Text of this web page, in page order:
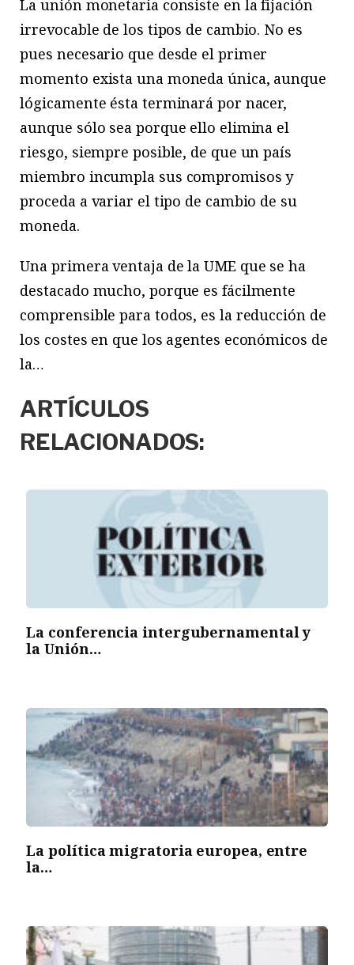
La unión monetaria consiste en la fijación
irrevocable de los tipos de cambio. No es
pues necesario que desde el primer
momento exista una moneda única, aunque
lógicamente ésta terminará por nacer,
aunque sólo sea porque ello elimina el
riesgo, siempre posible, de que un país
miembro incumpla sus compromisos y
proceda a variar el tipo de cambio de su
moneda.
Una primera ventaja de la UME que se ha
destacado mucho, porque es fácilmente
comprensible para todos, es la reducción de
los costes en que los agentes económicos de
la…
ARTÍCULOS
RELACIONADOS:
La conferencia intergubernamental y
la Unión…
La política migratoria europea, entre
la…